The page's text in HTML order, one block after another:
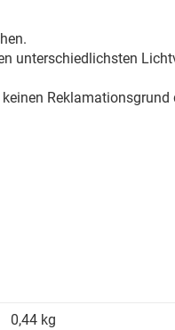
unterschiedlichsten
Reklamationsgrund
0,44 kg